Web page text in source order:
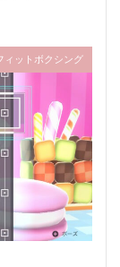
ィットボクシング